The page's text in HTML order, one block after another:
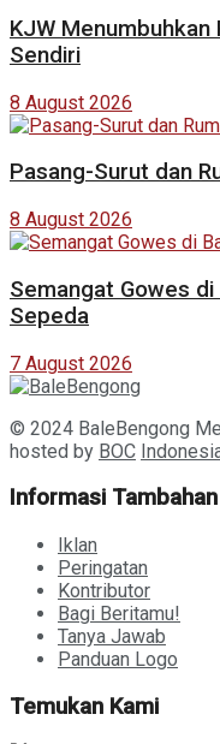
KJW Menumbuhkan
Sendiri
8 August 2026
Pasang-Surut dan
8 August 2026
Semangat Gowes
Sepeda
7 August 2026
© 2024 BaleBengong
hosted by BOC
Informasi Tambahan
Iklan
Peringatan
Kontributor
Bagi Beritamu!
Tanya Jawab
Panduan Logo
Temukan Kami